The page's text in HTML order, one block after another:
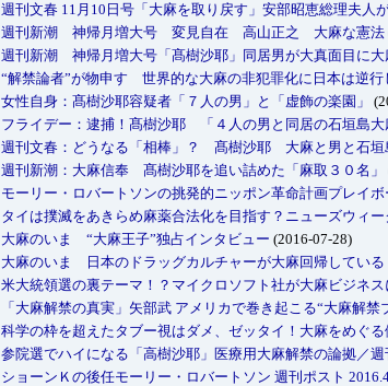
週刊文春 11月10日号「大麻を取り戻す」安部昭恵総理夫人
週刊新潮 神帰月増大号 変見自在 高山正之 大麻な憲法
週刊新潮 神帰月増大号「髙樹沙耶」同居男が大真面目に
“解禁論者”が物申す 世界的な大麻の非犯罪化に日本は逆
女性自身：髙樹沙耶容疑者「７人の男」と「虚飾の楽園」
フライデー：逮捕！髙樹沙耶 「４人の男と同居の石垣島大
週刊文春：どうなる「相棒」？ 髙樹沙耶 大麻と男と石垣
週刊新潮：大麻信奉 髙樹沙耶を追い詰めた「麻取３０名」
モーリー・ロバートソンの挑発的ニッポン革命計画プレイボ
タイは撲滅をあきらめ麻薬合法化を目指す？ニューズウィー
大麻のいま “大麻王子”独占インタビュー (2016-07-28)
大麻のいま 日本のドラッグカルチャーが大麻回帰している
米大統領選の裏テーマ！？マイクロソフト社が大麻ビジネ
「大麻解禁の真実」矢部武 アメリカで巻き起こる“大麻解
科学の枠を超えたタブー視はダメ、ゼッタイ！大麻をめぐ
参院選でハイになる「高樹沙耶」医療用大麻解禁の論拠／
ショーンＫの後任モーリー・ロバートソン 週刊ポスト